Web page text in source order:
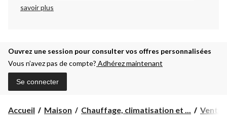
savoir plus
Ouvrez une session pour consulter vos offres personnalisées
Vous n’avez pas de compte? Adhérez maintenant
Se connecter
Accueil Maison Chauffage, climatisation et ...